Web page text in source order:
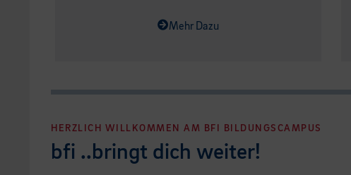
Mehr Dazu
HERZLICH WILLKOMMEN AM BFI BILDUNGSCAMPUS
bfi ..bringt dich weiter!